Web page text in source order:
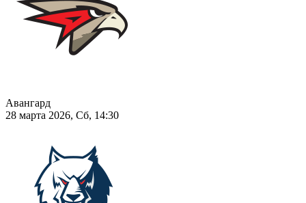
Авангард
28 марта 2026, Сб, 14:30